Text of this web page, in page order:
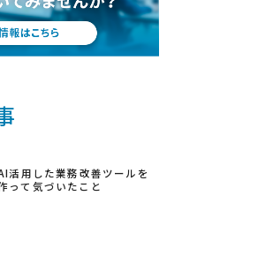
活用した業務改善ツールを
って気づいたこと